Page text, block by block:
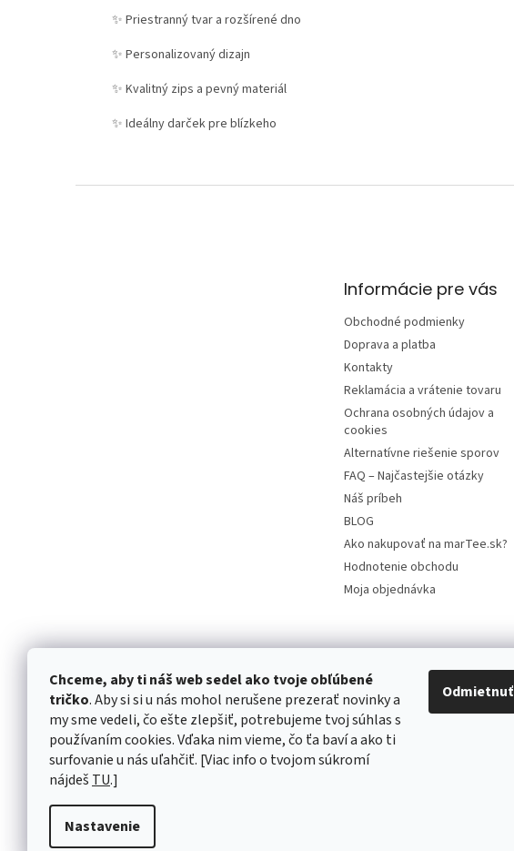
Chceme, aby ti náš web sedel ako tvoje obľúbené
tričko. Aby si si u nás mohol nerušene prezerať novinky a
my sme vedeli, čo ešte zlepšiť, potrebujeme tvoj súhlas s
používaním cookies. Vďaka nim vieme, čo ťa baví a ako ti
surfovanie u nás uľahčiť. [Viac info o tvojom súkromí
nájdeš TU.]
Nastavenie
Odmietnuť
✨ Priestranný tvar a rozšírené dno
✨ Personalizovaný dizajn
✨ Kvalitný zips a pevný materiál
✨ Ideálny darček pre blízkeho
Informácie pre vás
Obchodné podmienky
Doprava a platba
Kontakty
Reklamácia a vrátenie tovaru
Ochrana osobných údajov a
cookies
Alternatívne riešenie sporov
FAQ – Najčastejšie otázky
Náš príbeh
BLOG
Ako nakupovať na marTee.sk?
Hodnotenie obchodu
Moja objednávka